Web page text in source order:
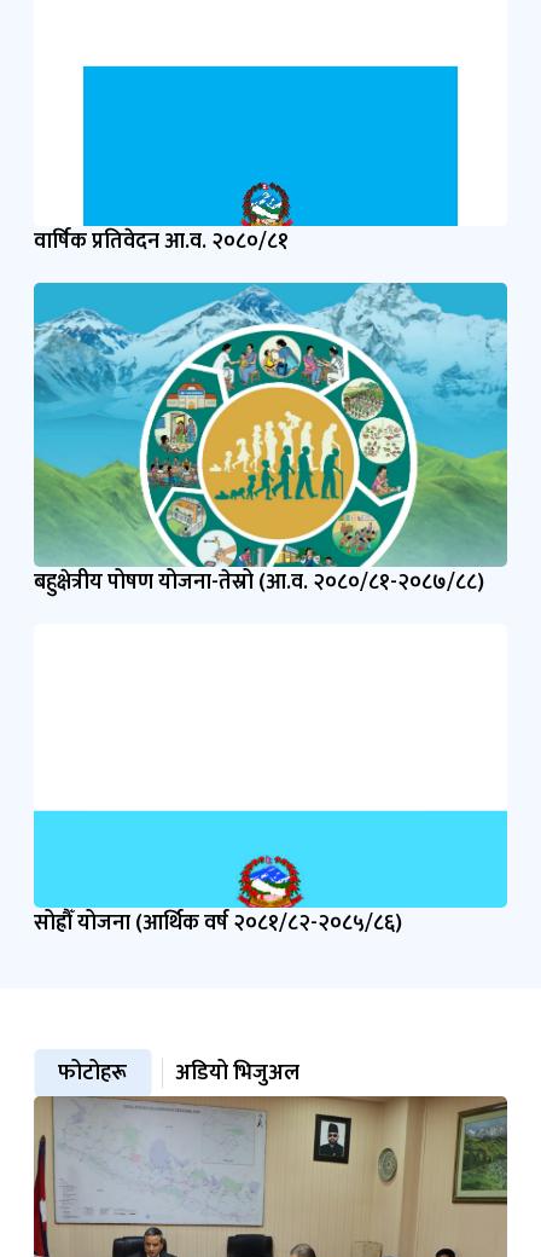
वार्षिक प्रतिवेदन आ.व. २०८०/८१
बहुक्षेत्रीय पोषण योजना-तेस्रो (आ.व. २०८०/८१-२०८७/८८)
सोह्रौँ योजना (आर्थिक वर्ष २०८१/८२-२०८५/८६)
फोटोहरू अडियो भिजुअल